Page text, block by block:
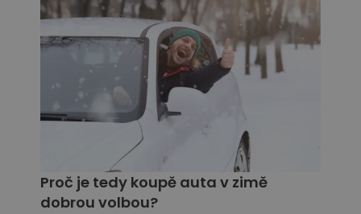
Proč je tedy koupě auta v zimě
dobrou volbou?